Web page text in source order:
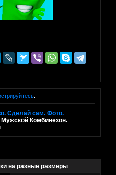
.
Сделай сам. Фото.
Мужской Комбинезон.
на разные размеры